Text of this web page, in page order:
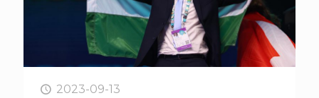
2023-09-13